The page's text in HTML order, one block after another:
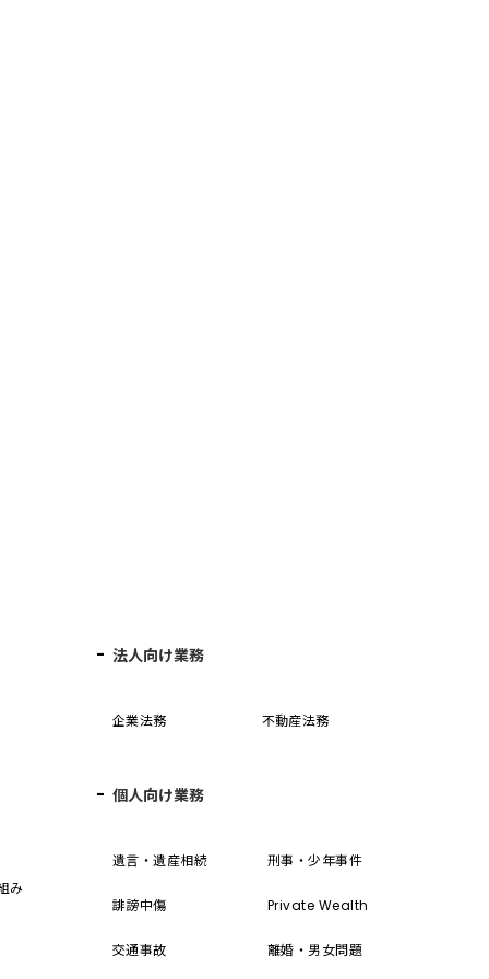
み
法人向け業務
企業法務 不動産法務
個人向け業務
遺言・遺産相続 刑事・少年事件
誹謗中傷 Private Wealth
交通事故 離婚・男女問題